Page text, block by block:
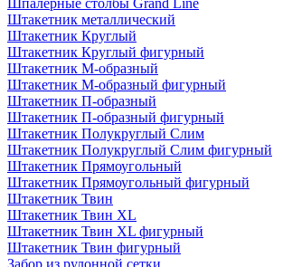
Шпалерные столбы Grand Line
Штакетник металлический
Штакетник Круглый
Штакетник Круглый фигурный
Штакетник М-образный
Штакетник М-образный фигурный
Штакетник П-образный
Штакетник П-образный фигурный
Штакетник Полукруглый Слим
Штакетник Полукруглый Слим фигурный
Штакетник Прямоугольный
Штакетник Прямоугольный фигурный
Штакетник Твин
Штакетник Твин XL
Штакетник Твин XL фигурный
Штакетник Твин фигурный
Забор из рулонной сетки